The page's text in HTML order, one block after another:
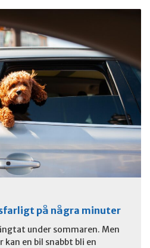
på några minuter
under sommaren. Men
en bil snabbt bli en